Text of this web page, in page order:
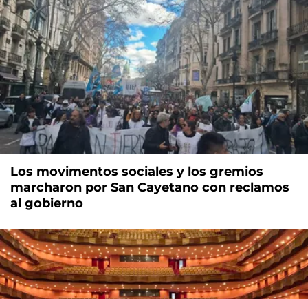
Los movimentos sociales y los gremios
marcharon por San Cayetano con reclamos
al gobierno